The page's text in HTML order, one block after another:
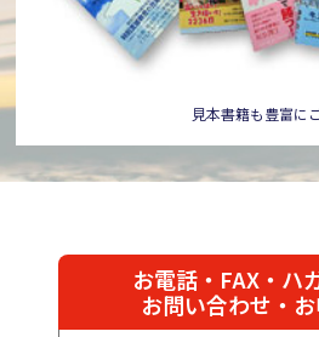
見本書籍も豊富に
お電話・FAX・ハ
お問い合わせ・